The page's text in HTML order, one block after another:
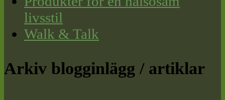
livsstil
Walk & Talk
Arkiv blogginlägg / artiklar